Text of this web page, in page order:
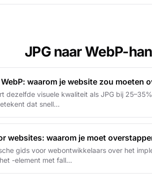
JPG naar WebP-
WebP: waarom je website zou moeten
dezelfde visuele kwaliteit als JPG bij
dat snell...
websites: waarom je moet
gids voor webontwikkelaars over het
-element met fall...